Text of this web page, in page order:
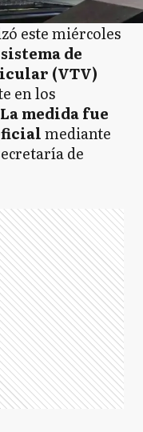
este miércoles
de
(VTV)
en los
La medida fue
mediante
de